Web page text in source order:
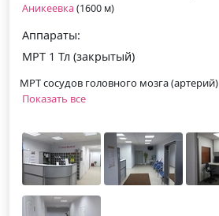
Аникеевка (1600 м)
Аппараты:
МРТ 1 Тл (закрытый)
МРТ сосудов головного мозга (артерий)
Показать все